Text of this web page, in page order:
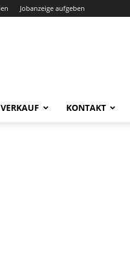
Jobanzeige aufgeben
VERKAUF KONTAKT